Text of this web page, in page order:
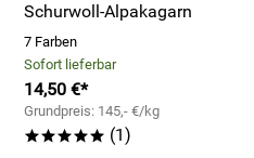
Schurwoll-Alpakagarn
7 Farben
Sofort lieferbar
14,50 €*
Grundpreis: 145,- €/kg
***** (1)